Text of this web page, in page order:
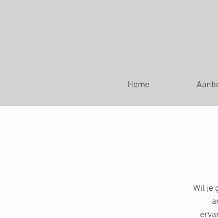
Home
Wil je